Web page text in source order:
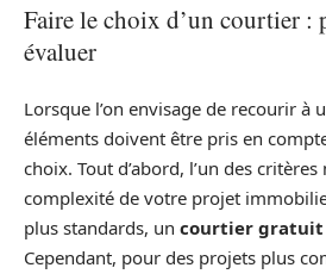
Faire le choix d’un courtier :
évaluer
Lorsque l’on envisage de recourir à
éléments doivent être pris en
choix. Tout d’abord, l’un des
complexité de votre projet
plus standards, un courtier gratuit
Cependant, pour des projets plus